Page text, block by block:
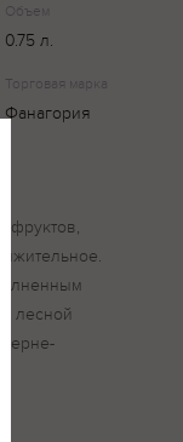
Объем
0.75 л.
Торговая марка
Фанагория
фруктов,
лесной